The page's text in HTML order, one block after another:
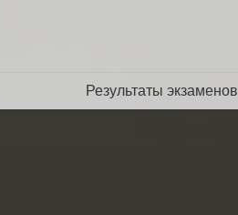
Результаты экзаменов